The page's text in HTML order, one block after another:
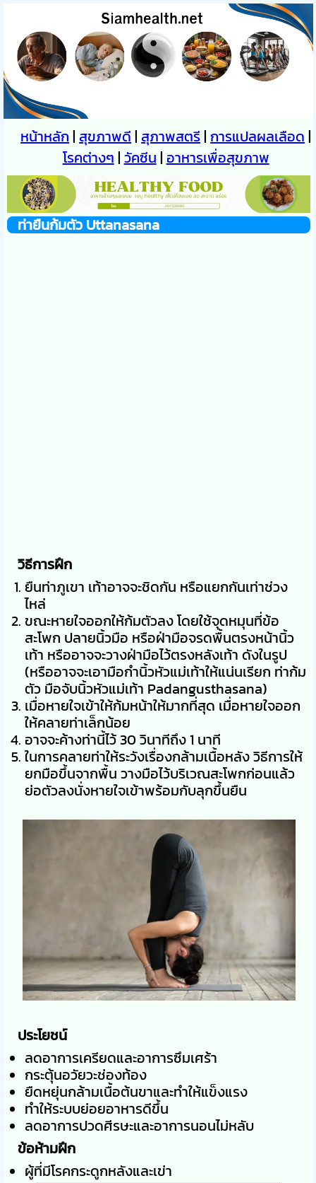
หน้าหลัก | สุขภาพดี | สุภาพสตรี|การแปลผลเลือด |
โรคต่างๆ | วัคซีน | อาหารเพื่อสุขภาพ
ท่ายืนก้มตัว Uttanasana
วิธีการฝึก
ยืนท่าภูเขา เท้าอาจจะชิดกัน หรือแยกกันเท่าช่วง
ไหล่
ขณะหายใจออกให้ก้มตัวลง โดยใช้จุดหมุนที่ข้อ
สะโพก ปลายนิ้วมือ หรือฝ่ามือจรดพื้นตรงหน้านิ้ว
เท้า หรืออาจจะวางฝ่ามือไว้ตรงหลังเท้า ดังในรูป
(หรืออาจจะเอามือกำนิ้วหัวแม่เท้าให้แน่นเรียก ท่าก้ม
ตัว มือจับนิ้วหัวแม่เท้า Padangusthasana)
เมื่อหายใจเข้าให้ก้มหน้าให้มากที่สุด เมื่อหายใจออก
ให้คลายท่าเล็กน้อย
อาจจะค้างท่านี้ไว้ 30 วินาทีถึง 1 นาที
ในการคลายท่าให้ระวังเรื่องกล้ามเนื้อหลัง วิธีการให้
ยกมือขึ้นจากพื้น วางมือไว้บริเวณสะโพกก่อนแล้ว
ย่อตัวลงนั่งหายใจเข้าพร้อมกับลุกขึ้นยืน
ประโยชน์
ลดอาการเครียดและอาการซึมเศร้า
กระตุ้นอวัยวะช่องท้อง
ยืดหยุ่นกล้ามเนื้อต้นขาและทำให้แข็งแรง
ทำให้ระบบย่อยอาหารดีขึ้น
ลดอาการปวดศีรษะและอาการนอนไม่หลับ
ข้อห้ามฝึก
ผู้ที่มีโรคกระดูกหลังและเข่า